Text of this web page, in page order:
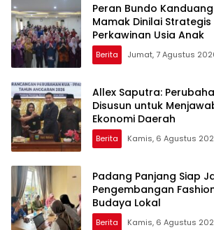
Peran Bundo
Mamak Dinilai
Perkawinan Usia Anak
Berita Jumat, 7 Agustus
Allex Saputra:
Disusun untuk
Ekonomi Daerah
Berita Kamis, 6 Agustus
Padang Panjang Siap
Pengembangan
Budaya Lokal
Berita Kamis, 6 Agustus